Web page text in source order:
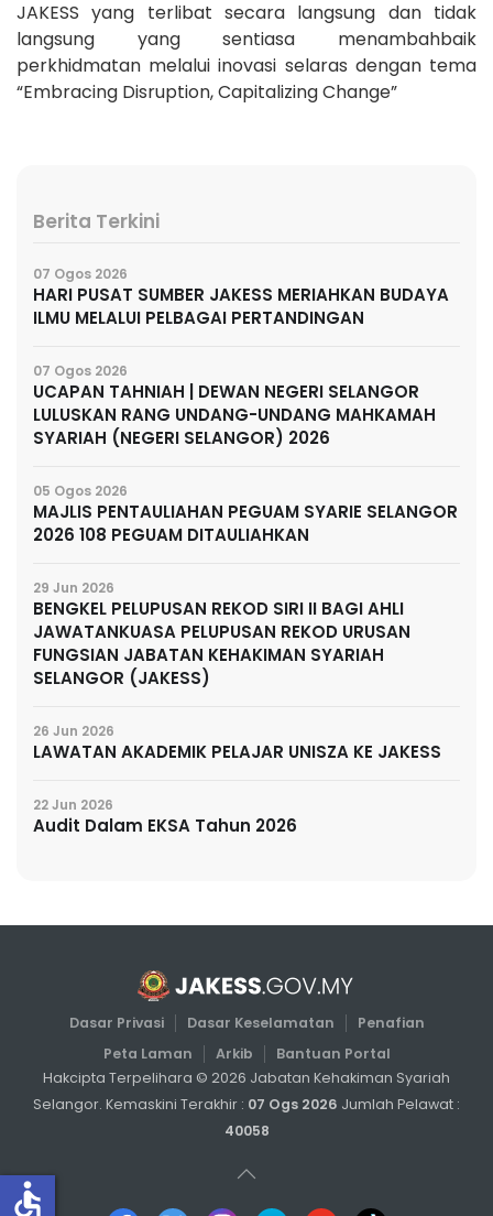
JAKESS yang terlibat secara langsung dan tidak
langsung yang sentiasa menambahbaik
perkhidmatan melalui inovasi selaras dengan tema
“Embracing Disruption, Capitalizing Change”
Berita Terkini
07 Ogos 2026
HARI PUSAT SUMBER JAKESS MERIAHKAN BUDAYA
ILMU MELALUI PELBAGAI PERTANDINGAN
07 Ogos 2026
UCAPAN TAHNIAH | DEWAN NEGERI SELANGOR
LULUSKAN RANG UNDANG-UNDANG MAHKAMAH
SYARIAH (NEGERI SELANGOR) 2026
05 Ogos 2026
MAJLIS PENTAULIAHAN PEGUAM SYARIE SELANGOR
2026 108 PEGUAM DITAULIAHKAN
29 Jun 2026
BENGKEL PELUPUSAN REKOD SIRI II BAGI AHLI
JAWATANKUASA PELUPUSAN REKOD URUSAN
FUNGSIAN JABATAN KEHAKIMAN SYARIAH
SELANGOR (JAKESS)
26 Jun 2026
LAWATAN AKADEMIK PELAJAR UNISZA KE JAKESS
22 Jun 2026
Audit Dalam EKSA Tahun 2026
Dasar Privasi Dasar Keselamatan
Penafian
Peta Laman
Arkib
Bantuan Portal
Hakcipta Terpelihara © 2026 Jabatan Kehakiman Syariah
Selangor. Kemaskini Terakhir : 07 Ogs 2026 Jumlah Pelawat :
40058
accessible